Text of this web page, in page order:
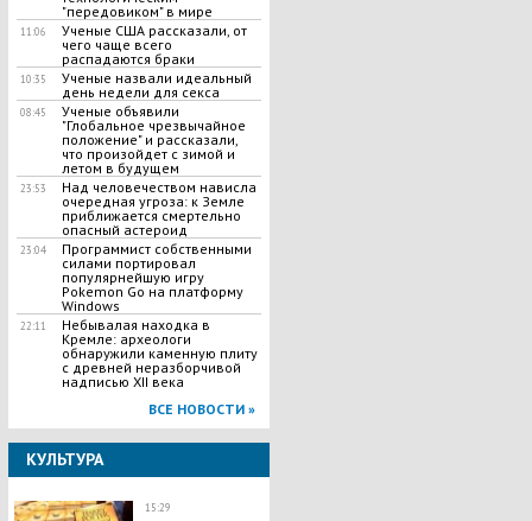
"передовиком" в мире
11:06
Ученые США рассказали, от
чего чаще всего
распадаются браки
10:35
Ученые назвали идеальный
день недели для секса
08:45
Ученые объявили
"Глобальное чрезвычайное
положение" и рассказали,
что произойдет с зимой и
летом в будущем
23:53
Над человечеством нависла
очередная угроза: к Земле
приближается смертельно
опасный астероид
23:04
Программист собственными
силами портировал
популярнейшую игру
Pokemon Go на платформу
Windows
22:11
Небывалая находка в
Кремле: археологи
обнаружили каменную плиту
с древней неразборчивой
надписью XII века
ВСЕ НОВОСТИ »
КУЛЬТУРА
15:29